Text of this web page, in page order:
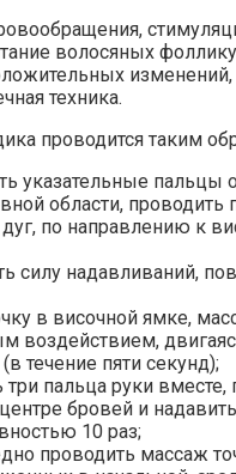
волосяных
техника.
проводится таким
указательные пальцы
области, проводить
дуг, по направлению к
силу надавливаний,
в височной ямке,
воздействием,
течение пяти секунд);
три пальца руки вместе,
бровей и
10 раз;
проводить массаж